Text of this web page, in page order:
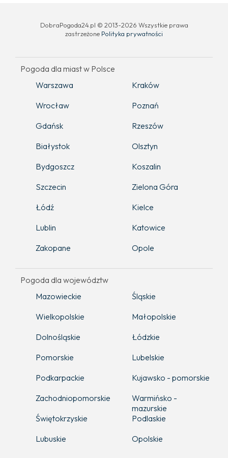
DobraPogoda24.pl © 2013-2026 Wszystkie prawa
zastrzeżone Polityka prywatności
Pogoda dla miast w Polsce
Warszawa
Kraków
Wrocław
Poznań
Gdańsk
Rzeszów
Białystok
Olsztyn
Bydgoszcz
Koszalin
Szczecin
Zielona Góra
Łódź
Kielce
Lublin
Katowice
Zakopane
Opole
Pogoda dla województw
Mazowieckie
Śląskie
Wielkopolskie
Małopolskie
Dolnośląskie
Łódzkie
Pomorskie
Lubelskie
Podkarpackie
Kujawsko - pomorskie
Zachodniopomorskie
Warmińsko -
mazurskie
Świętokrzyskie
Podlaskie
Lubuskie
Opolskie